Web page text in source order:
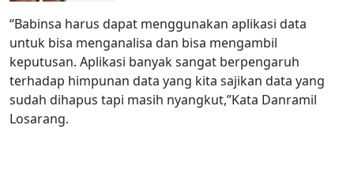
“Babinsa harus dapat menggunakan aplikasi data
untuk bisa menganalisa dan bisa mengambil
keputusan. Aplikasi banyak sangat berpengaruh
terhadap himpunan data yang kita sajikan data yang
sudah dihapus tapi masih nyangkut,”Kata Danramil
Losarang.